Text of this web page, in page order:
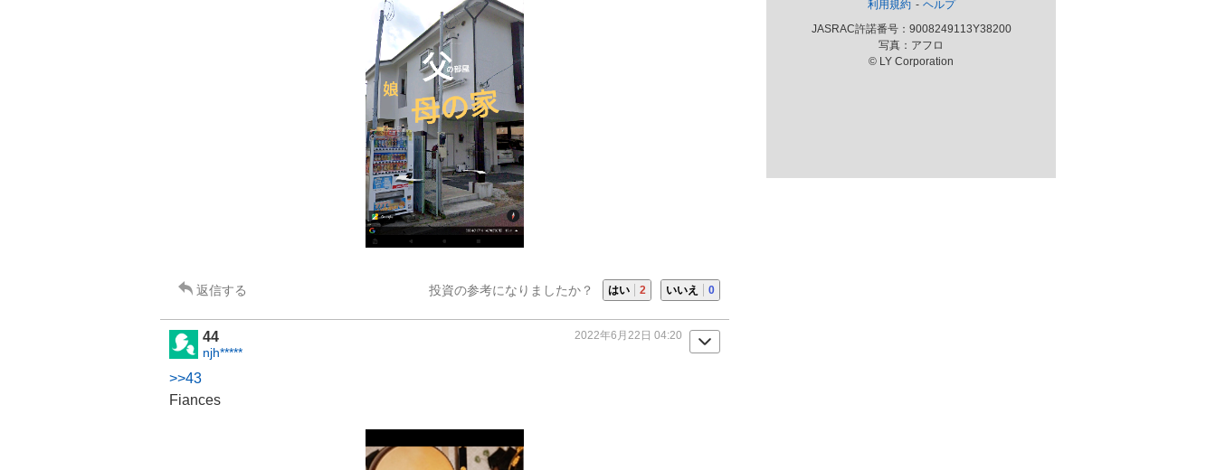
返信する 投資の参考になりましたか？ はい 2 いいえ 0
44
njh*****
2022年6月22日 04:20
>>43
Fiances
利用規約
ヘルプ
JASRAC許諾番号：9008249113Y38200
写真：アフロ
© LY Corporation